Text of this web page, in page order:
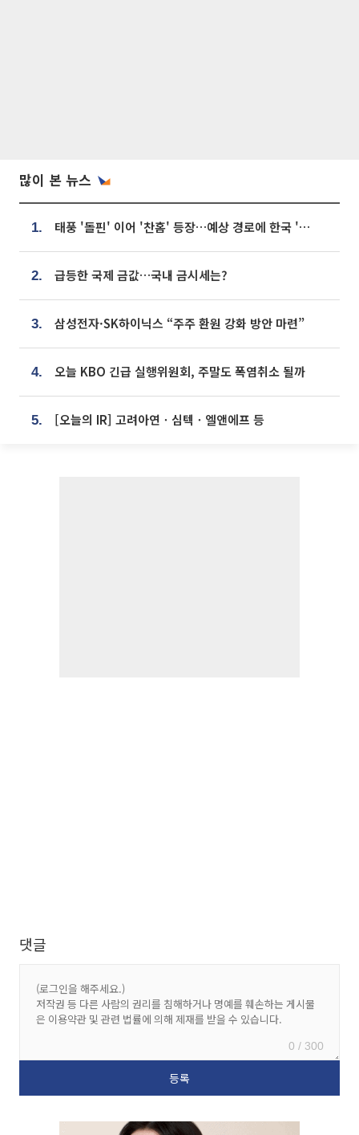
많이 본 뉴스
1. 태풍 '돌핀' 이어 '찬홈' 등장…예상 경로에 한국 '한숨'
2. 급등한 국제 금값…국내 금시세는?
3. 삼성전자·SK하이닉스 “주주 환원 강화 방안 마련”
4. 오늘 KBO 긴급 실행위원회, 주말도 폭염취소 될까
5. [오늘의 IR] 고려아연ㆍ심텍ㆍ엘앤에프 등
댓글
0 / 300